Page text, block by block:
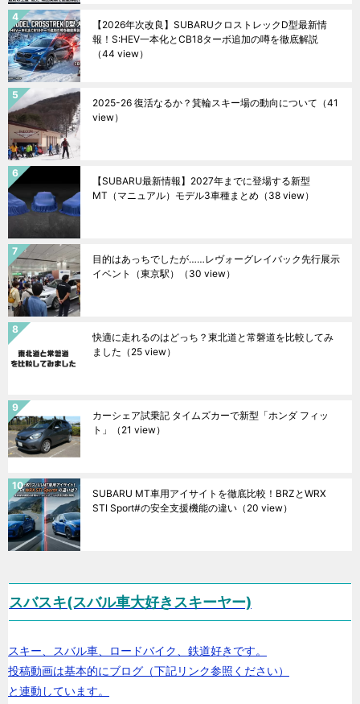
【2026年次改良】SUBARUクロストレックD型最新情
報！S:HEV一本化とCB18ターボ追加の噂を徹底解説
（44 view）
2025-26 復活なるか？箕輪スキー場の動向について （41
view）
【SUBARU最新情報】2027年までに登場する新型
MT（マニュアル）モデル3車種まとめ （38 view）
目的はあっちでしたが……レヴォーグレイバック先行展示
イベント（東京駅）
（30 view）
快適に走れるのはどっち？東北道と常磐道を比較してみ
ました （25 view）
カーシェア試乗記 タイムズカーで新型「ホンダ フィッ
ト」
（21 view）
SUBARU MT車用アイサイトを徹底比較！BRZとWRX
STI Sport#の安全支援機能の違い （20 view）
スバスキ(スバル車大好きスキーヤー)
スキー、スバル車、ロードバイク、鉄道好きです。
投稿動画は基本的にブログ（下記リンク参照ください）
と連動しています。